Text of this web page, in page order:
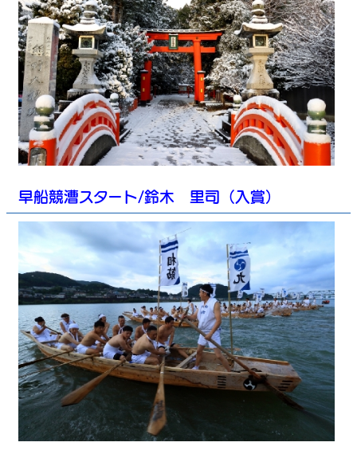
早船競漕スタート/鈴木 里司（入賞）